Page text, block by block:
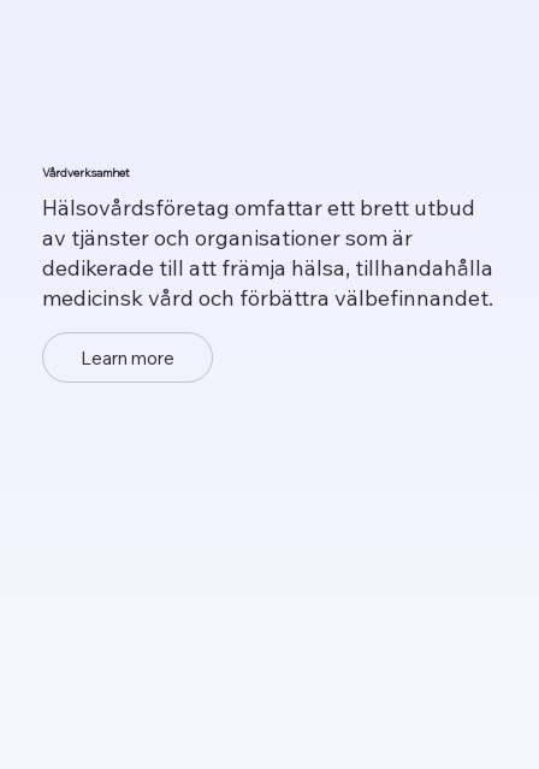
Vårdverksamhet
Hälsovårdsföretag omfattar ett brett utbud
av tjänster och organisationer som är
dedikerade till att främja hälsa, tillhandahålla
medicinsk vård och förbättra välbefinnandet.
Learn more